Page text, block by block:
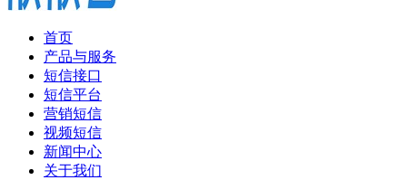
首页
产品与服务
短信接口
短信平台
营销短信
视频短信
新闻中心
关于我们